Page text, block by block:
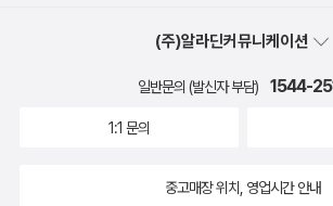
(주)알라딘커뮤니케이션
일반문의 (발신자 부담) 1544-
1:1 문의
중고매장 위치, 영업시간 안내